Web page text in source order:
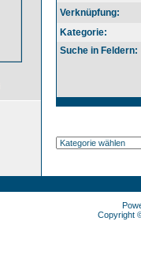
Verknüpfung:
Kategorie:
Suche in Feldern:
Copyright